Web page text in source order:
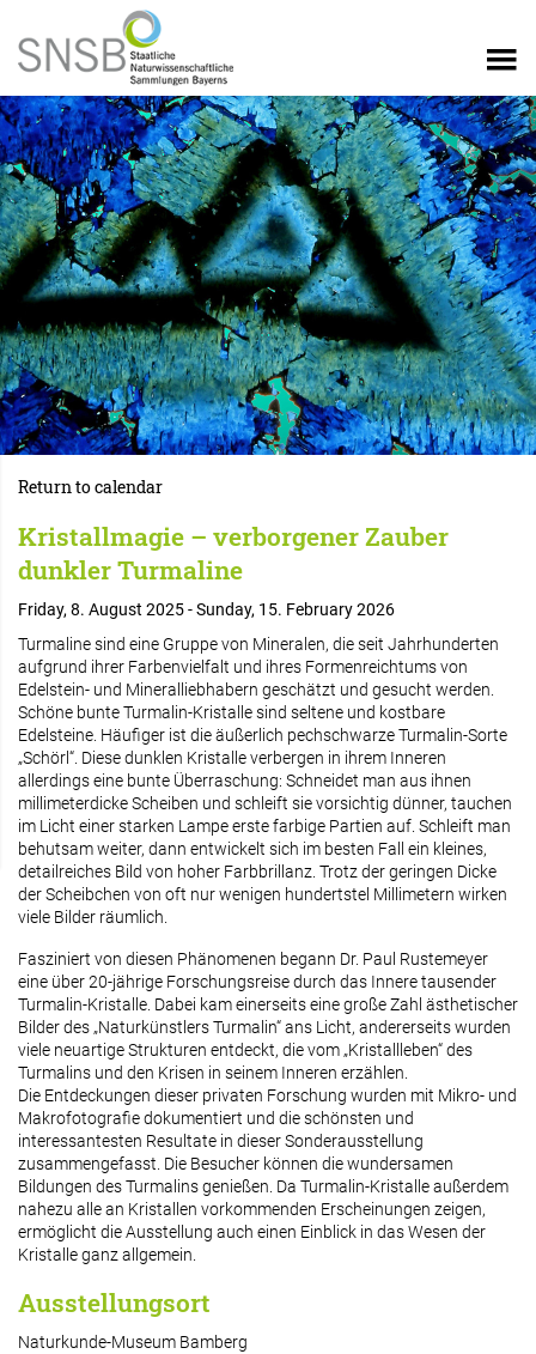
Return to calendar
Kristallmagie – verborgener Zauber
dunkler Turmaline
Friday, 8. August 2025 - Sunday, 15. February 2026
Turmaline sind eine Gruppe von Mineralen, die seit Jahrhunderten
aufgrund ihrer Farbenvielfalt und ihres Formenreichtums von
Edelstein- und Mineralliebhabern geschätzt und gesucht werden.
Schöne bunte Turmalin-Kristalle sind seltene und kostbare
Edelsteine. Häufiger ist die äußerlich pechschwarze Turmalin-Sorte
„Schörl“. Diese dunklen Kristalle verbergen in ihrem Inneren
allerdings eine bunte Überraschung: Schneidet man aus ihnen
millimeterdicke Scheiben und schleift sie vorsichtig dünner, tauchen
im Licht einer starken Lampe erste farbige Partien auf. Schleift man
behutsam weiter, dann entwickelt sich im besten Fall ein kleines,
detailreiches Bild von hoher Farbbrillanz. Trotz der geringen Dicke
der Scheibchen von oft nur wenigen hundertstel Millimetern wirken
viele Bilder räumlich.
Fasziniert von diesen Phänomenen begann Dr. Paul Rustemeyer
eine über 20-jährige Forschungsreise durch das Innere tausender
Turmalin-Kristalle. Dabei kam einerseits eine große Zahl ästhetischer
Bilder des „Naturkünstlers Turmalin“ ans Licht, andererseits wurden
viele neuartige Strukturen entdeckt, die vom „Kristallleben“ des
Turmalins und den Krisen in seinem Inneren erzählen.
Die Entdeckungen dieser privaten Forschung wurden mit Mikro- und
Makrofotografie dokumentiert und die schönsten und
interessantesten Resultate in dieser Sonderausstellung
zusammengefasst. Die Besucher können die wundersamen
Bildungen des Turmalins genießen. Da Turmalin-Kristalle außerdem
nahezu alle an Kristallen vorkommenden Erscheinungen zeigen,
ermöglicht die Ausstellung auch einen Einblick in das Wesen der
Kristalle ganz allgemein.
Ausstellungsort
Naturkunde-Museum Bamberg